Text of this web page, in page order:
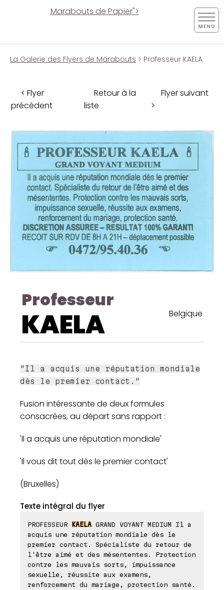
Marabouts de Papier">
La Galerie des Flyers de Marabouts > Professeur KAELA
< Flyer
précédent
Retour à la
liste
Flyer suivant
>
Professeur
KAELA Belgique
"Il a acquis une réputation mondiale
dès le premier contact."
Fusion intéressante de deux formules
consacrées, au départ sans rapport :
'Il a acquis une réputation mondiale'
'Il vous dit tout dès le premier contact'
(Bruxelles)
Texte intégral du flyer
PROFESSEUR KAELA GRAND VOYANT MEDIUM Il a
acquis une réputation mondiale dès le
premier contact. Spécialiste du retour de
l'être aimé et des mésententes. Protection
contre les mauvais sorts, impuissance
sexuelle, réussite aux examens,
renforcement du mariage, protection santé.